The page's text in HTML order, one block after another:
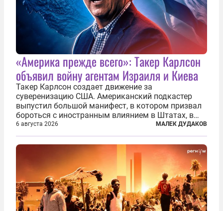
«Америка прежде всего»: Такер Карлсон
объявил войну агентам Израиля и Киева
Такер Карлсон создает движение за
суверенизацию США. Американский подкастер
выпустил большой манифест, в котором призвал
бороться с иностранным влиянием в Штатах, в
первую очередь имея в виду Израиль. А также
прекратить заморские войны, выплатить
репарации Ирану, остановить прием мигрантов...
6 августа 2026 МАЛЕК ДУДАКОВ